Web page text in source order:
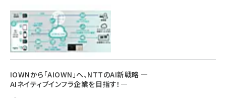
IOWNから「AIOWN」へ、NTTのAI新戦略 ―
AIネイティブインフラ企業を目指す！―